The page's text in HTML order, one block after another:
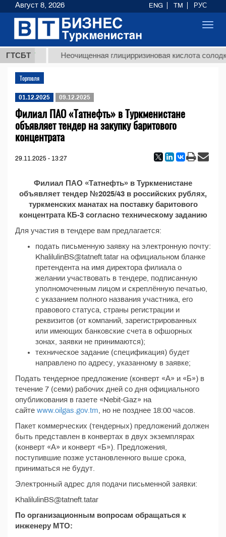
ГТСБТ
ТМТ Неочищенная глицирризиновая кислота
Торговля
01.12.2025 09.12.2025
Филиал ПАО «Татнефть» в Туркменистане
объявляет тендер на закупку баритового
концентрата
29.11.2025 - 13:27
Филиал ПАО «Татнефть» в Туркменистане
объявляет тендер №2025/43 в российских рублях,
туркменских манатах на поставку баритового
концентрата КБ-3 согласно техническому заданию
Для участия в тендере вам предлагается:
подать письменную заявку на электронную почту:
KhalilulinBS@tatneft.tatar на официальном бланке
претендента на имя директора филиала о
желании участвовать в тендере, подписанную
уполномоченным лицом и скреплённую печатью,
с указанием полного названия участника, его
правового статуса, страны регистрации и
реквизитов (от компаний, зарегистрированных
или имеющих банковские счета в офшорных
зонах, заявки не принимаются);
техническое задание (спецификация) будет
направлено по адресу, указанному в заявке;
Подать тендерное предложение (конверт «А» и «Б») в
течение 7 (семи) рабочих дней со дня официального
опубликования в газете «Nebit-Gaz» на
сайте www.oilgas.gov.tm , но не позднее 18:00 часов.
Пакет коммерческих (тендерных) предложений должен
быть представлен в конвертах в двух экземплярах
(конверт «А» и конверт «Б»). Предложения,
поступившие позже установленного выше срока,
приниматься не будут.
Электронный адрес для подачи письменной заявки:
KhalilulinBS@tatneft.tatar
По организационным вопросам обращаться к
инженеру МТО:
Август 8, 2026 ENG TM РУС